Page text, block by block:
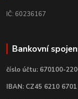
IČ: 60236167
Bankovní
číslo účtu: 670100-
IBAN: CZ45 6210